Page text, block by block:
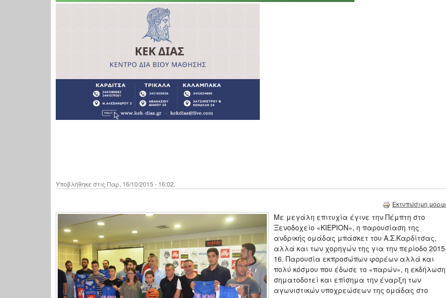
Υποβλήθηκε στις Παρ, 16/10/2015 - 16:02.
Εκτυπώσιμη
Με μεγάλη επιτυχία έγινε την Πέμπτη στο
Ξενοδοχείο «ΚΙΕΡΙΟΝ», η παρουσίαση της
ανδρικής ομάδας μπάσκετ του Α.Σ.Καρδίτσας,
αλλά και των χορηγών της για την περίοδο
16. Παρουσία εκπροσώπων φορέων αλλά και
πολύ κόσμου που έδωσε το «παρών», η εκδήλωση
σηματοδοτεί και επίσημα την έναρξη των
αγωνιστικών υποχρεώσεων της ομάδας στο